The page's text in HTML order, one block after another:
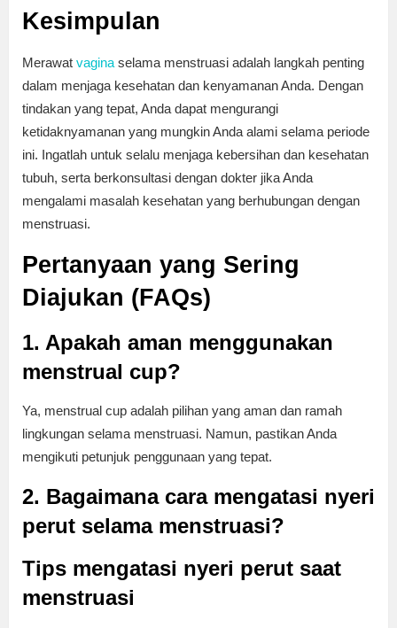
Kesimpulan
Merawat vagina selama menstruasi adalah langkah penting
dalam menjaga kesehatan dan kenyamanan Anda. Dengan
tindakan yang tepat, Anda dapat mengurangi
ketidaknyamanan yang mungkin Anda alami selama periode
ini. Ingatlah untuk selalu menjaga kebersihan dan kesehatan
tubuh, serta berkonsultasi dengan dokter jika Anda
mengalami masalah kesehatan yang berhubungan dengan
menstruasi.
Pertanyaan yang Sering
Diajukan (FAQs)
1. Apakah aman menggunakan
menstrual cup?
Ya, menstrual cup adalah pilihan yang aman dan ramah
lingkungan selama menstruasi. Namun, pastikan Anda
mengikuti petunjuk penggunaan yang tepat.
2. Bagaimana cara mengatasi nyeri
perut selama menstruasi?
Tips mengatasi nyeri perut saat
menstruasi